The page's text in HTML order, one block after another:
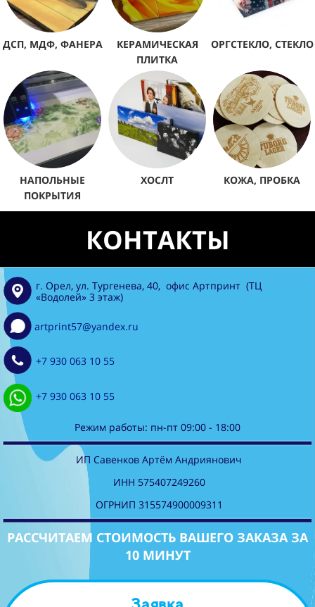
ДСП, МДФ, ФАНЕРА
КЕРАМИЧЕСКАЯ
ПЛИТКА
ОРГСТЕКЛО, СТЕКЛО
НАПОЛЬНЫЕ
ПОКРЫТИЯ
ХОСЛТ КОЖА, ПРОБКА
КОНТАКТЫ
г. Орел, ул. Тургенева, 40, офис Артпринт (ТЦ
«Водолей» 3 этаж)
artprint57@yandex.ru
+7 930 063 10 55
+7 930 063 10 55
Режим работы: пн-пт 09:00 - 18:00
ИП Савенков Артём Андриянович
ИНН 575407249260
ОГРНИП 315574900009311
РАССЧИТАЕМ СТОИМОСТЬ ВАШЕГО ЗАКАЗА ЗА
10 МИНУТ